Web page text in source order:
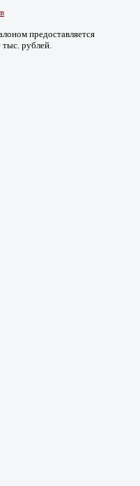
предоставляется
тыс. рублей.